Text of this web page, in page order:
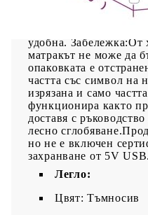
Протекторът за
удобна. Забележка:От
матракът не може да
опаковката е
частта със символ на
изрязана и само
функционира както
доставя с
лесно
но не е включен
захранване от 5V USB.
Легло:
Цвят: Тъмносив